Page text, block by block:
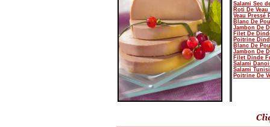
Salami Sec
Roti De Veau
Veau Pressé
Blanc De
Jambon De
Filet De
Poitrine
Blanc De
Jambon De
Filet Dinde
Salami
Salami
Poitrine De